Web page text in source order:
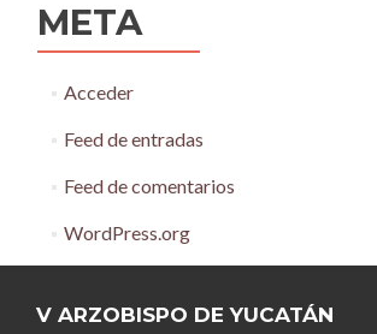
META
Acceder
Feed de entradas
Feed de comentarios
WordPress.org
V ARZOBISPO DE YUCATÁN